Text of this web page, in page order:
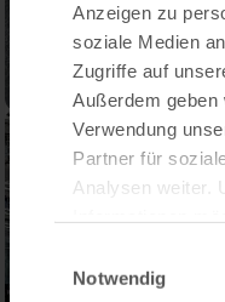
Anzeigen zu
soziale Medien
Zugriffe auf
Außerdem
Verwendung
Partner für
Analysen weiter.
haben oder die
Notwendig